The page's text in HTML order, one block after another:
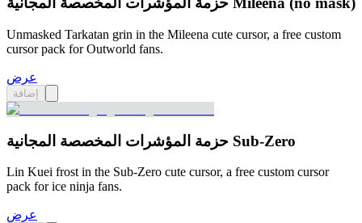
Unmasked Tarkatan grin in the Mileena cute cursor, a free custom
cursor pack for Outworld fans.
عرض
إضافة
حزمة المؤشرات المخصصة المجانية Sub-Zero
Lin Kuei frost in the Sub-Zero cute cursor, a free custom cursor
pack for ice ninja fans.
عرض